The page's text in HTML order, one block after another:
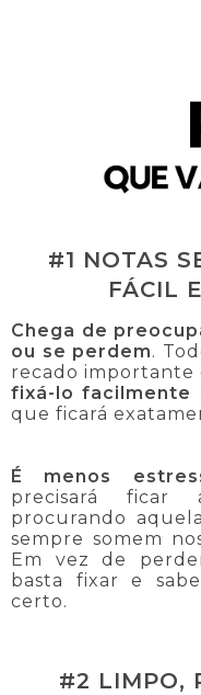
#1 NOTAS
FÁCIL
Chega de
ou se perdem.
recado
fixá-lo facilmente
que ficará
É menos
precisará ficar
procurando
sempre somem
Em vez de
basta fixar e
certo.
#2 LIMPO,